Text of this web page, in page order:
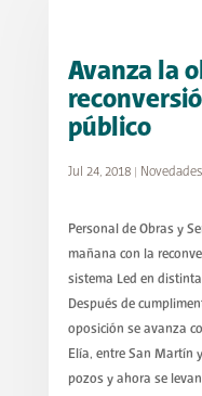
Avanza la
público
Jul 24, 2018| Novedades
Personal de Obras y
mañana con la
sistema Led en
Después de
oposición se avanza
Elía, entre San Martín
pozos y ahora se